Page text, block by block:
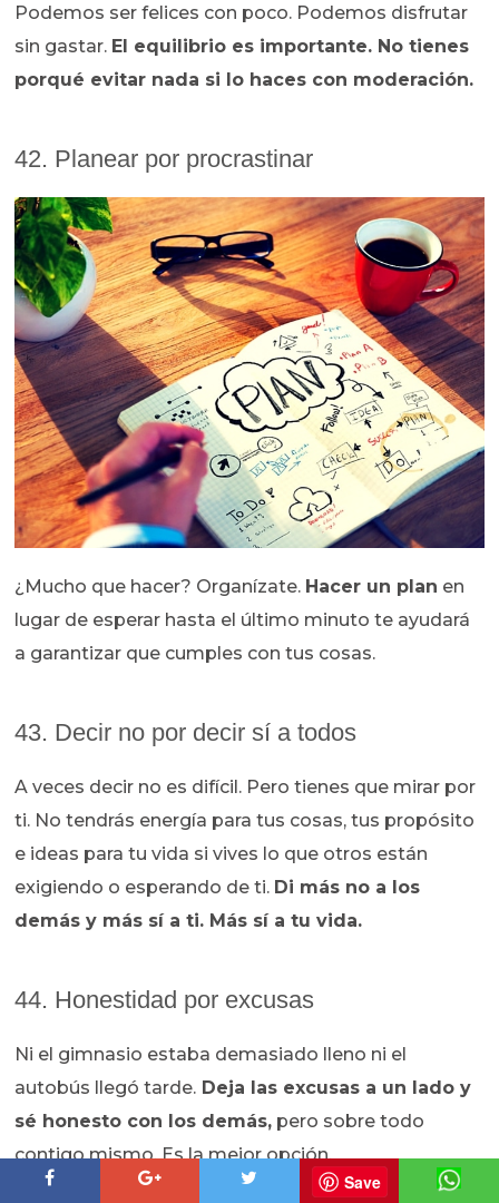
Podemos ser felices con poco. Podemos disfrutar
sin gastar. El equilibrio es importante. No tienes
porqué evitar nada si lo haces con moderación.
42. Planear por procrastinar
¿Mucho que hacer? Organízate. Hacer un plan en
lugar de esperar hasta el último minuto te ayudará
a garantizar que cumples con tus cosas.
43. Decir no por decir sí a todos
A veces decir no es difícil. Pero tienes que mirar por
ti. No tendrás energía para tus cosas, tus propósito
e ideas para tu vida si vives lo que otros están
exigiendo o esperando de ti. Di más no a los
demás y más sí a ti. Más sí a tu vida.
44. Honestidad por excusas
Ni el gimnasio estaba demasiado lleno ni el
autobús llegó tarde. Deja las excusas a un lado y
sé honesto con los demás, pero sobre todo
contigo mismo. Es la mejor opción.
Save